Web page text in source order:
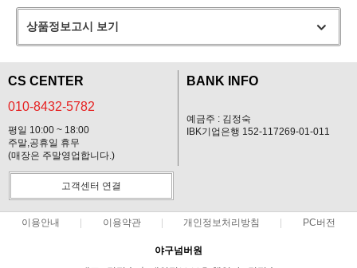
상품정보고시 보기
CS CENTER
010-8432-5782
평일 10:00 ~ 18:00
주말,공휴일 휴무
(매장은 주말영업합니다.)
BANK INFO
예금주 : 김정숙
IBK기업은행 152-117269-01-011
고객센터 연결
이용안내 이용약관 개인정보처리방침 PC버전
야구넘버원